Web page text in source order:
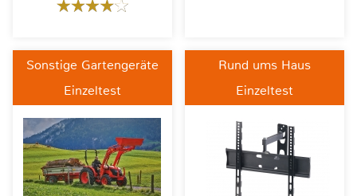
Sonstige Gartengeräte
Einzeltest
Rund ums Haus
Einzeltest